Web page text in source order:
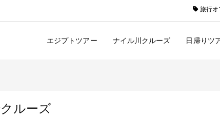
旅行オ
エジプトツアー ナイル川クルーズ 日帰りツ
ルーズ